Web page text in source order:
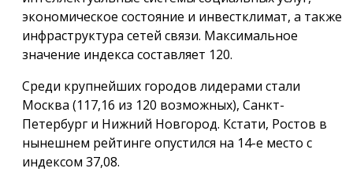
экономическое состояние и инвестклимат, а также
инфраструктура сетей связи. Максимальное
значение индекса составляет 120.
Среди крупнейших городов лидерами стали
Москва (117,16 из 120 возможных), Санкт-
Петербург и Нижний Новгород. Кстати, Ростов в
нынешнем рейтинге опустился на 14-е место с
индексом 37,08.